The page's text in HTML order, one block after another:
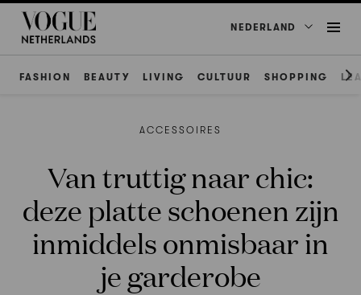
NEDERLAND
FASHION BEAUTY LIVING CULTUUR SHOPPING
ACCESSOIRES
Van truttig naar chic:
deze platte schoenen zijn
inmiddels onmisbaar in
je garderobe